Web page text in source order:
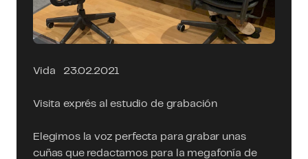
Vida 23.02.2021
Visita exprés al estudio de grabación
Elegimos la voz perfecta para grabar unas
cuñas que redactamos para la megafonía de